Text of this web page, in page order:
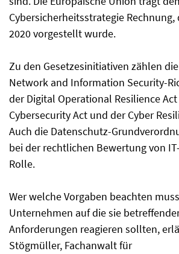
Cybersicherheitsstrategie Rechnung,
2020 vorgestellt wurde.
Zu den Gesetzesinitiativen zählen
Network and Information Security-
der Digital Operational Resilience Act
Cybersecurity Act und der Cyber
Auch die Datenschutz-
bei der rechtlichen Bewertung von
Rolle.
Wer welche Vorgaben beachten
Unternehmen auf die sie
Anforderungen reagieren sollten,
Stögmüller, Fachanwalt für